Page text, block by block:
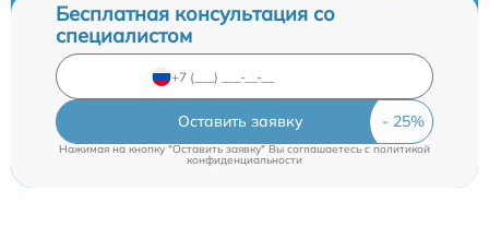
Бесплатная консультация со
специалистом
Оставить заявку
Нажимая на кнопку "Оставить заявку" Вы соглашаетесь cполитикой
конфиденциальности